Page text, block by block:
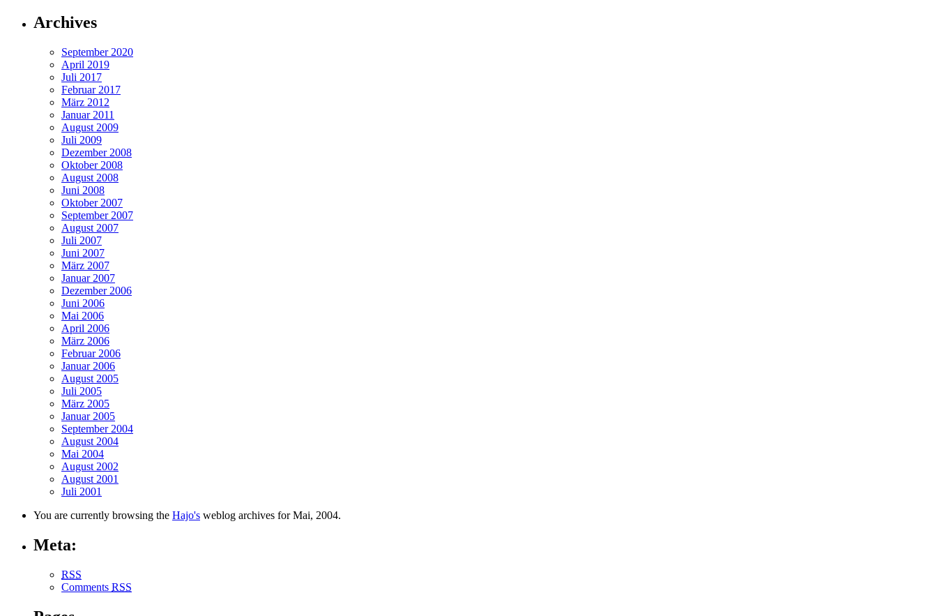
Archives
September 2020
April 2019
Juli 2017
Februar 2017
März 2012
Januar 2011
August 2009
Juli 2009
Dezember 2008
Oktober 2008
August 2008
Juni 2008
Oktober 2007
September 2007
August 2007
Juli 2007
Juni 2007
März 2007
Januar 2007
Dezember 2006
Juni 2006
Mai 2006
April 2006
März 2006
Februar 2006
Januar 2006
August 2005
Juli 2005
März 2005
Januar 2005
September 2004
August 2004
Mai 2004
August 2002
August 2001
Juli 2001
You are currently browsing the Hajo's weblog archives for Mai, 2004.
Meta:
RSS
Comments RSS